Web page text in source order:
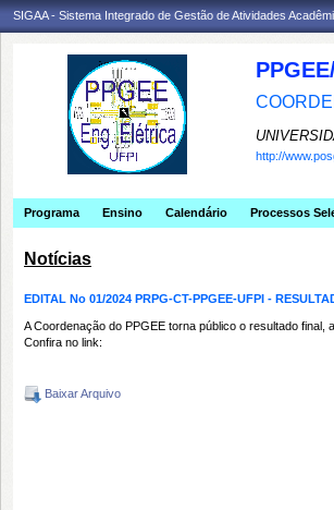
SIGAA - Sistema Integrado de Gestão de Atividades
http://
Programa Ensino Calendário Processos
Notícias
EDITAL No 01/2024 PRPG-CT-PPGEE-UFPI -
A Coordenação do PPGEE torna público o resultado
Confira no link:
Baixar Arquivo